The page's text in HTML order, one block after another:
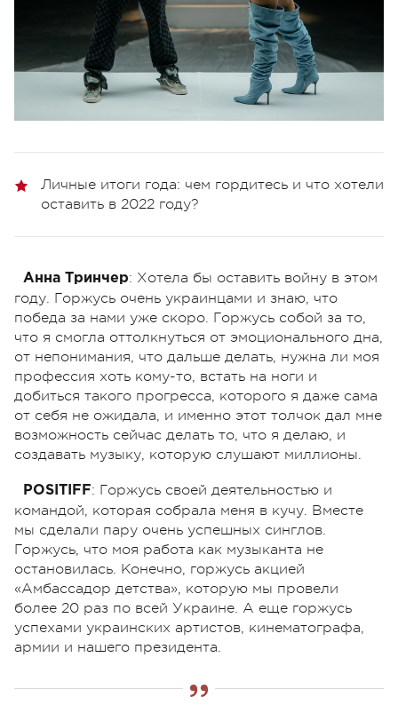
Личные итоги года: чем гордитесь и что хотели
оставить в 2022 году?
Анна Тринчер: Хотела бы оставить войну в этом
году. Горжусь очень украинцами и знаю, что
победа за нами уже скоро. Горжусь собой за то,
что я смогла оттолкнуться от эмоционального дна,
от непонимания, что дальше делать, нужна ли моя
профессия хоть кому-то, встать на ноги и
добиться такого прогресса, которого я даже сама
от себя не ожидала, и именно этот толчок дал мне
возможность сейчас делать то, что я делаю, и
создавать музыку, которую слушают миллионы.
POSITIFF: Горжусь своей деятельностью и
командой, которая собрала меня в кучу. Вместе
мы сделали пару очень успешных синглов.
Горжусь, что моя работа как музыканта не
остановилась. Конечно, горжусь акцией
«Амбассадор детства», которую мы провели
более 20 раз по всей Украине. А еще горжусь
успехами украинских артистов, кинематографа,
армии и нашего президента.